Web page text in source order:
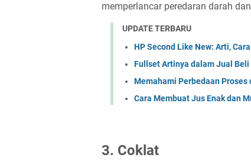
memperlancar peredaran darah
UPDATE TERBARU
HP Second Like New: Arti,
Fullset Artinya dalam Jual Beli
Memahami Perbedaan Proses
Cara Membuat Jus Enak dan
3. Coklat